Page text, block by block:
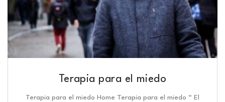
Terapia para el miedo
Terapia para el miedo Home Terapia para el miedo “ El